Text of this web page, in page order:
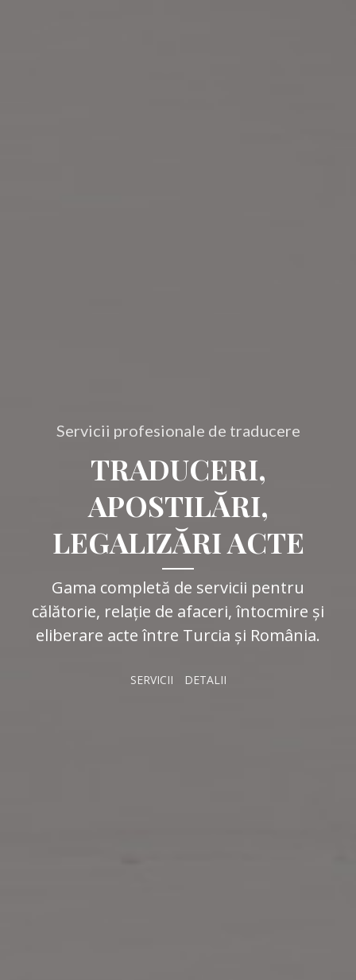
Servicii profesionale de traducere
TRADUCERI,
APOSTILĂRI,
LEGALIZĂRI ACTE
Gama completă de servicii pentru
călătorie, relație de afaceri, întocmire și
eliberare acte între Turcia și România.
SERVICII DETALII